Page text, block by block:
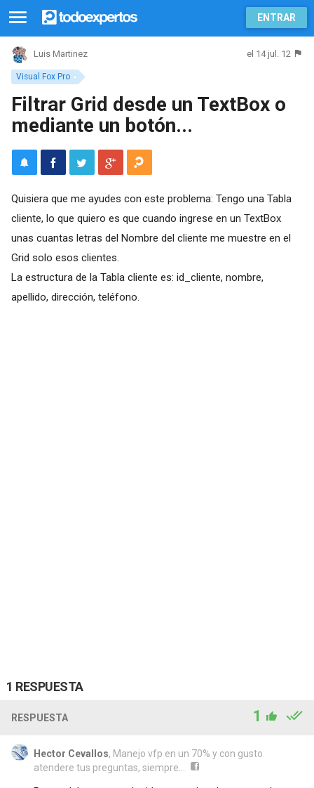
ENTRAR
Visual Fox Pro
Luis Martinez el 14 jul. 12
Filtrar Grid desde un TextBox o
mediante un botón...
Quisiera que me ayudes con este problema: Tengo una Tabla
cliente, lo que quiero es que cuando ingrese en un TextBox
unas cuantas letras del Nombre del cliente me muestre en el
Grid solo esos clientes.
La estructura de la Tabla cliente es: id_cliente, nombre,
apellido, dirección, teléfono.
1 RESPUESTA
RESPUESTA 1
Hector Cevallos, Manejo vfp en un 70% y con gusto
atendere tus preguntas, siempre...